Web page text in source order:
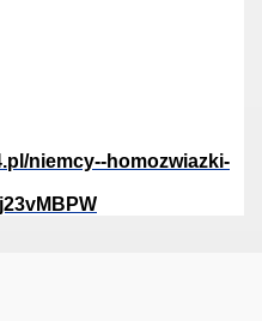
niemcy--homozwiazki-